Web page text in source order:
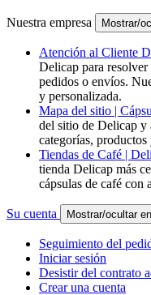
Nuestra empresa Mostrar/
Atención al Cliente
Delicap para resolver
pedidos o envíos.
y personalizada.
Mapa del sitio |
del sitio de Delicap y
categorías, productos
Tiendas de Café |
tienda Delicap más
cápsulas de café con
Su cuenta Mostrar/ocultar
Seguimiento del
Iniciar sesión
Desistir del contrato
Crear una cuenta